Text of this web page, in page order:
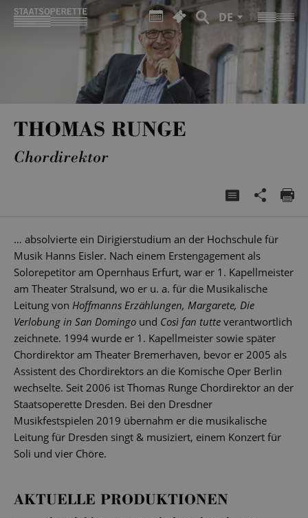
DE
THOMAS RUNGE
Chordirektor
… absolvierte ein Dirigierstudium an der Hochschule für
Musik Hanns Eisler. Nach einem Erstengagement als
Solorepetitor am Opernhaus Erfurt, war er 1. Kapellmeister
am Theater Stralsund, wo er u. a. für die Musikalische
Leitung von Hoffmanns Erzählungen, Margarete, Die
Verlobung in San Domingo und Così fan tutte verantwortlich
zeichnete. 1994 wurde er 1. Kapellmeister sowie später
Chordirektor am Theater Bremerhaven, bevor er 2005 als
Assistent des Chordirektors an die Komische Oper Berlin
wechselte. Seit 2006 ist Thomas Runge Chordirektor an der
Staatsoperette Dresden. Bei den Dresdner
Musikfestspielen 2019 übernahm er die musikalische
Leitung für Dresden singt & musiziert, einem Konzert für
Soli und vier Chöre.
AKTUELLE PRODUKTIONEN